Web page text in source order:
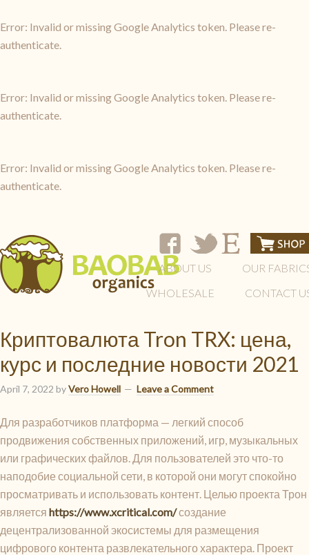
Error: Invalid or missing Google Analytics token. Please re-
authenticate.
Error: Invalid or missing Google Analytics token. Please re-
authenticate.
Error: Invalid or missing Google Analytics token. Please re-
authenticate.
ABOUT US
OUR
WHOLESALE
CONTACT
Криптовалюта Tron TRX: цена,
курс и последние новости 2021
April 7, 2022 byVero Howell Leave a Comment
Для разработчиков платформа — легкий способ
продвижения собственных приложений, игр, музыкальных
или графических файлов. Для пользователей это что-то
наподобие социальной сети, в которой они могут спокойно
просматривать и использовать контент. Целью проекта Трон
является https://www.xcritical.com/создание
децентрализованной экосистемы для размещения
цифрового контента развлекательного характера. Проект